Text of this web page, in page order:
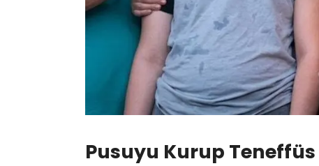
Pusuyu Kurup